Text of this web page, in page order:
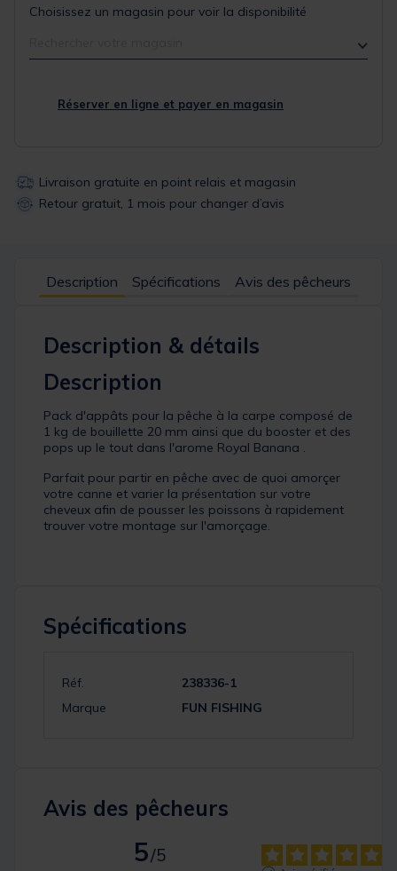
Choisissez un magasin pour voir la disponibilité
Réserver en ligne et payer en magasin
Livraison gratuite en point relais et magasin
Retour gratuit, 1 mois pour changer d’avis
Description Spécifications Avis des pêcheurs
Description & détails
Description
Pack d'appâts pour la pêche à la carpe composé de
1 kg de bouillette 20 mm ainsi que du booster et des
pops up le tout dans l'arome Royal Banana .
Parfait pour partir en pêche avec de quoi amorçer
votre canne et varier la présentation sur votre
cheveux afin de pousser les poissons à rapidement
trouver votre montage sur l'amorçage.
Spécifications
Réf.
238336-1
Marque
FUN FISHING
Avis des pêcheurs
5
/5